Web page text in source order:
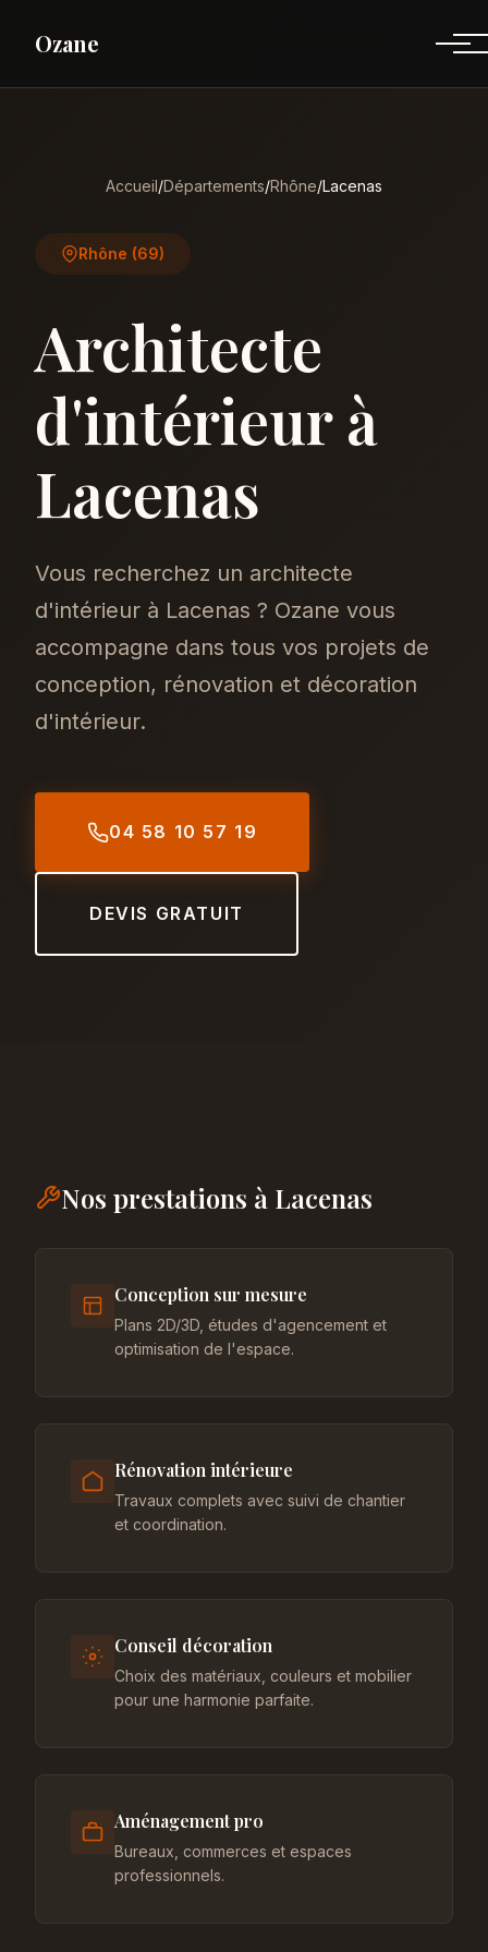
Ozane
Accueil/Départements/Rhône/Lacenas
Rhône (69)
Architecte
d'intérieur à
Lacenas
Vous recherchez un architecte
d'intérieur à Lacenas ? Ozane vous
accompagne dans tous vos projets de
conception, rénovation et décoration
d'intérieur.
04 58 10 57 19
DEVIS GRATUIT
Nos prestations à Lacenas
Conception sur mesure
Plans 2D/3D, études d'agencement et
optimisation de l'espace.
Rénovation intérieure
Travaux complets avec suivi de chantier
et coordination.
Conseil décoration
Choix des matériaux, couleurs et mobilier
pour une harmonie parfaite.
Aménagement pro
Bureaux, commerces et espaces
professionnels.